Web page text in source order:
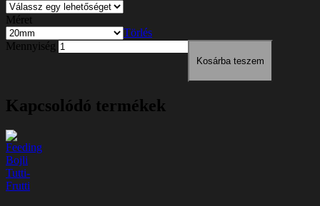
Méret
Törlés
Mennyiség
Kosárba teszem
Kapcsolódó termékek